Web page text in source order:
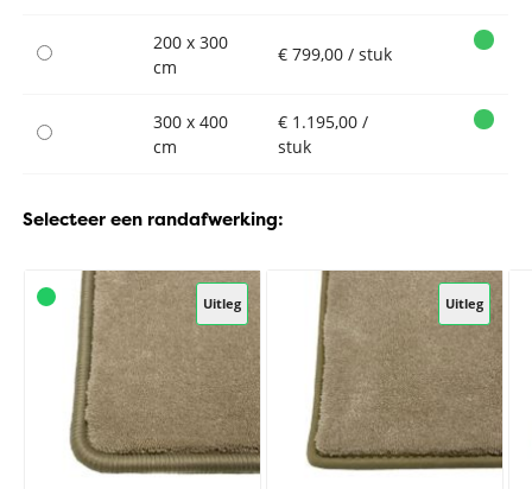
200 x 300
cm
€ 799,00 / stuk
300 x 400
cm
€ 1.195,00 /
stuk
Selecteer een randafwerking:
Uitleg Uitleg